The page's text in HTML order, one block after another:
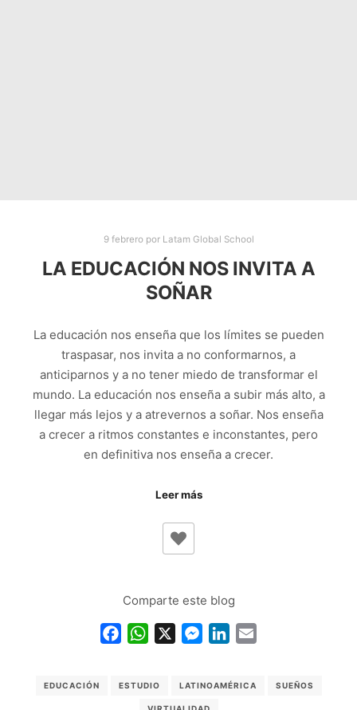
9 febreropor Latam Global School
LA EDUCACIÓN NOS INVITA A
SOÑAR
La educación nos enseña que los límites se pueden
traspasar, nos invita a no conformarnos, a
anticiparnos y a no tener miedo de transformar el
mundo. La educación nos enseña a subir más alto, a
llegar más lejos y a atrevernos a soñar. Nos enseña
a crecer a ritmos constantes e inconstantes, pero
en definitiva nos enseña a crecer.
Leer más
Comparte este blog
FacebookWhatsApp Messenger
LinkedIn
EDUCACIÓN ESTUDIO LATINOAMÉRICA SUEÑOS